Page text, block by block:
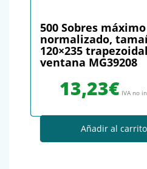
500 Sobres máximo
normalizado,
120×235
ventana MG39208
13,23€ IVA no
Añadir al carrito